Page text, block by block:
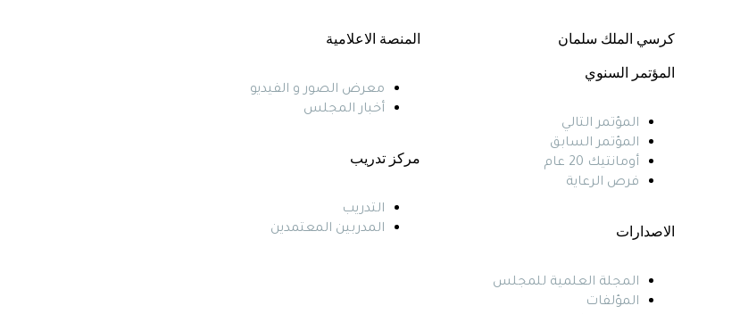
كرسي الملك سلمان
المؤتمر السنوي
المؤتمر التالي
المؤتمر السابق
أومانتيك 20 عام
فرص الرعاية
الاصدارات
المجلة العلمية للمجلس
المؤلفات
المنصة الاعلامية
معرض الصور و الفيديو
أخبار المجلس
مركز تدريب
التدريب
المدربين المعتمدين